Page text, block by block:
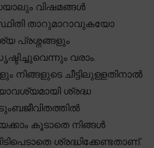
വിഷമങ്ങൾ
താറുമാറാവുകയോ
പ്രശ്നങ്ങളും
വരാം.
ചീട്ടിലുള്ളതിനാൽ
ശ്രദ്ധ
കൂടാതെ നിങ്ങൾ
ശ്രദ്ധിക്കേണ്ടതാണ്.